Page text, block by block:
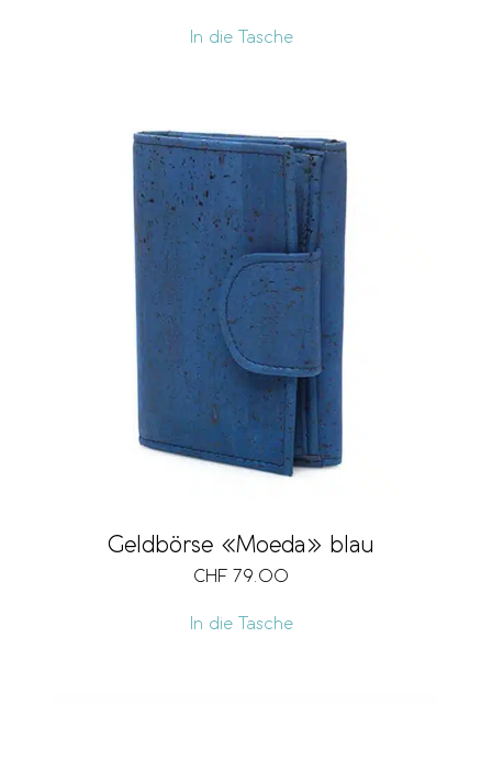
In die Tasche
Geldbörse «Moeda» blau
CHF 79.00
In die Tasche